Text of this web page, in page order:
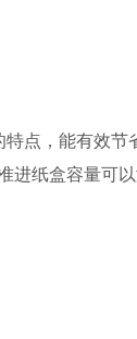
点，能有效节
进纸盒容量可